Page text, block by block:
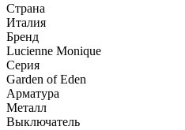
Страна
Италия
Бренд
Lucienne Monique
Серия
Garden of Eden
Арматура
Металл
Выключатель